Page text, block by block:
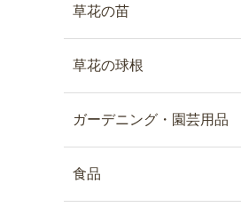
草花の苗
草花の球根
ガーデニング・園芸用品
食品